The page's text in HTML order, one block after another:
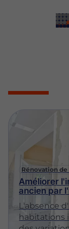
Rénovation de
Améliorer
ancien par
L'absence
habitations